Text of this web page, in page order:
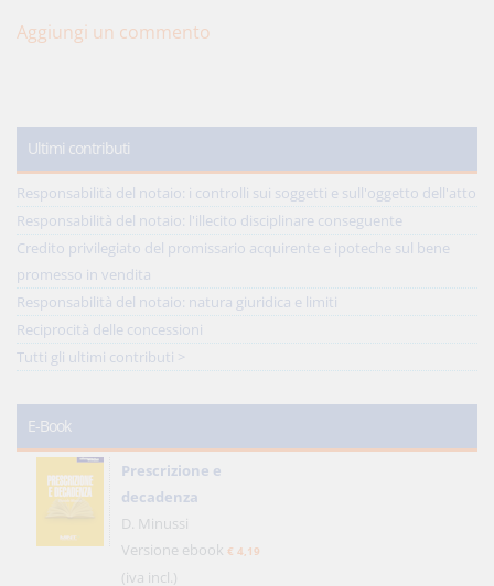
Aggiungi un commento
Ultimi contributi
Responsabilità del notaio: i controlli sui soggetti e sull'oggetto dell'atto
Responsabilità del notaio: l'illecito disciplinare conseguente
Credito privilegiato del promissario acquirente e ipoteche sul bene
promesso in vendita
Responsabilità del notaio: natura giuridica e limiti
Reciprocità delle concessioni
Tutti gli ultimi contributi >
E-Book
Prescrizione e
decadenza
D. Minussi
Versione ebook € 4,19
(iva incl.)